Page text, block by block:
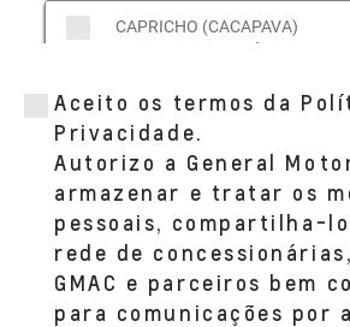
CAPRICHO (CACAPAVA)
12286--140
(12) 3655-2022
Aceito os termos da
Privacidade.
Autorizo a General
armazenar e tratar os
pessoais, compartilha-
rede de
GMAC e parceiros bem
para comunicações por